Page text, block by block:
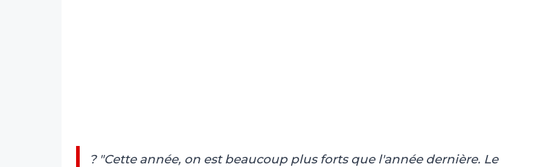
? "Cette année, on est beaucoup plus forts que l'année dernière. Le